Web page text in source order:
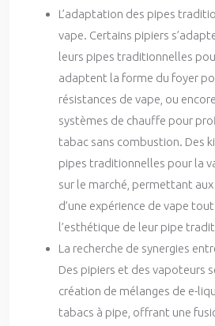
L’adaptation des pipes
vape. Certains pipiers
leurs pipes traditionnelles
adaptent la forme du foyer
résistances de vape, ou
systèmes de chauffe pour
tabac sans combustion. Des
pipes traditionnelles pour la
sur le marché, permettant
d’une expérience de vape
l’esthétique de leur pipe
La recherche de synergies
Des pipiers et des vapoteurs
création de mélanges de e-
tabacs à pipe, offrant une